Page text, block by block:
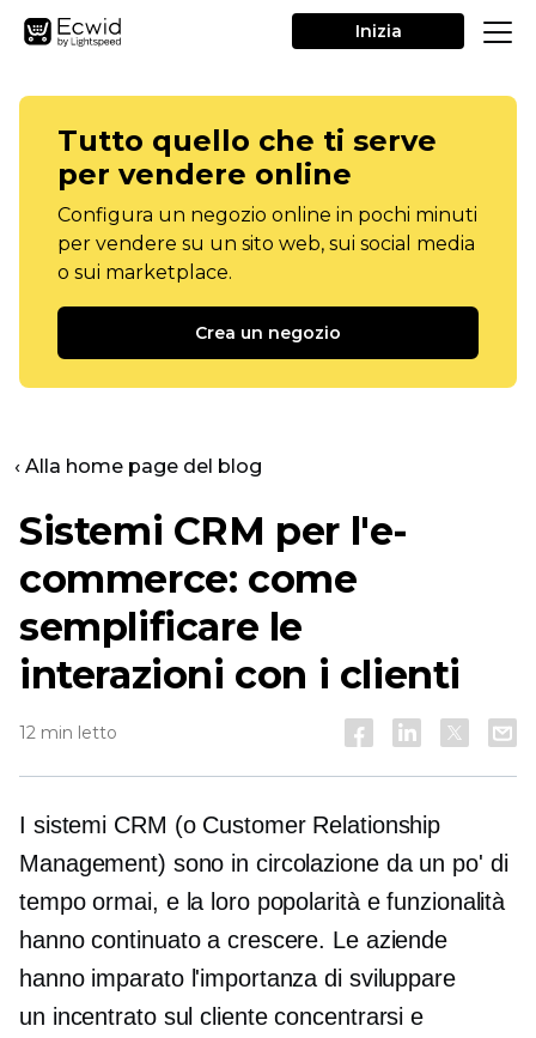
Inizia
Tutto quello che ti serve
per vendere online
Configura un negozio online in pochi minuti
per vendere su un sito web, sui social media
o sui marketplace.
Crea un negozio
‹ Alla home page del blog
Sistemi CRM per l'e-
commerce: come
semplificare le
interazioni con i clienti
12 min letto
I sistemi CRM (o Customer Relationship
Management) sono in circolazione da un po' di
tempo ormai, e la loro popolarità e funzionalità
hanno continuato a crescere. Le aziende
hanno imparato l'importanza di sviluppare
un incentrato sul clienteconcentrarsi e